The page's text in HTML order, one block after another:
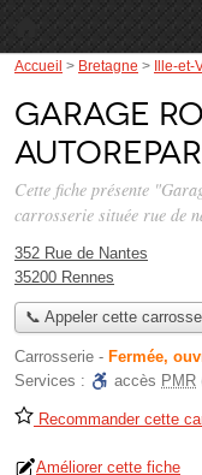
Accueil > Bretagne > Ille-et-
Garage
Cette fiche présente
carrosserie située rue de
352 Rue de Nantes
35200 Rennes
📞 Appeler cette
Carrosserie - Fermée,
Services :
accès PMR
Recommander cette
Améliorer cette fiche